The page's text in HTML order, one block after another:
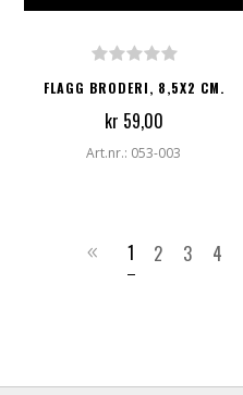
FLAGG BRODERI, 8,5X2 CM.
kr 59,00
Art.nr.: 053-003
1 2 3 4